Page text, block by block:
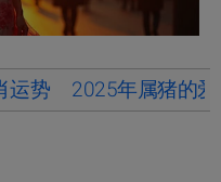
运势 2025年属猪的